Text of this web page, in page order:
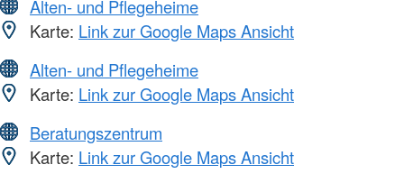
Alten- und Pflegeheime
Karte: Link zur Google Maps Ansicht
Alten- und Pflegeheime
Karte: Link zur Google Maps Ansicht
Beratungszentrum
Karte: Link zur Google Maps Ansicht